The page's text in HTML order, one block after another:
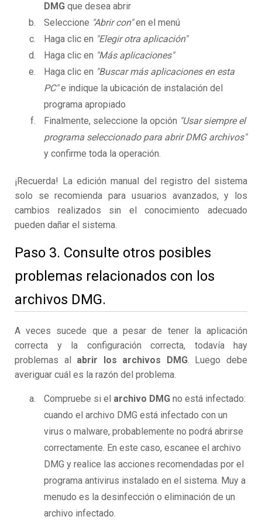
DMG que desea abrir
Seleccione "Abrir con"en el menú
Haga clic en "Elegir otra aplicación"
Haga clic en "Más aplicaciones"
Haga clic en "Buscar más aplicaciones en esta
PC"e indique la ubicación de instalación del
programa apropiado
Finalmente, seleccione la opción "Usar siempre el
programa seleccionado para abrir DMG archivos"
y confirme toda la operación.
¡Recuerda! La edición manual del registro del sistema
solo se recomienda para usuarios avanzados, y los
cambios realizados sin el conocimiento adecuado
pueden dañar el sistema.
Paso 3. Consulte otros posibles
problemas relacionados con los
archivos DMG.
A veces sucede que a pesar de tener la aplicación
correcta y la configuración correcta, todavía hay
problemas al abrir los archivos DMG. Luego debe
averiguar cuál es la razón del problema.
Compruebe si el archivo DMG no está infectado:
cuando el archivo DMG está infectado con un
virus o malware, probablemente no podrá abrirse
correctamente. En este caso, escanee el archivo
DMG y realice las acciones recomendadas por el
programa antivirus instalado en el sistema. Muy a
menudo es la desinfección o eliminación de un
archivo infectado.